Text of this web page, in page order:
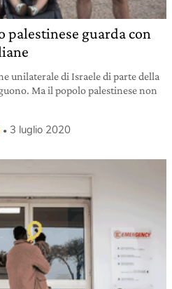
palestinese guarda con
unilaterale di Israele di parte della
Ma il popolo palestinese non
3 luglio 2020